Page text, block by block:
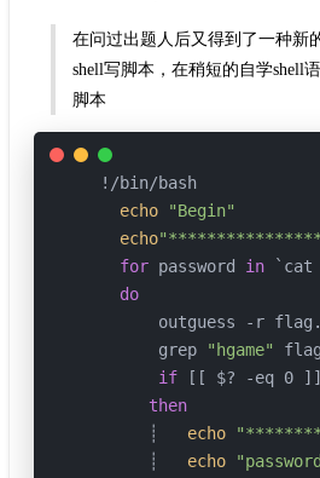
在问过出题人后又得到了一种新
shell写脚本，在稍短的自学shell
脚本
!/bin/bash
echo
"Begin"
echo
for password in `cat
do
outguess -r
       grep
"hgame"
if [[ $? -eq 0
then
      ┊
echo
      ┊
echo